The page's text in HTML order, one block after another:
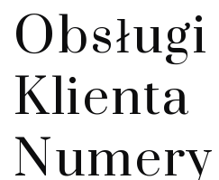
Obsługi
Klienta
Numery